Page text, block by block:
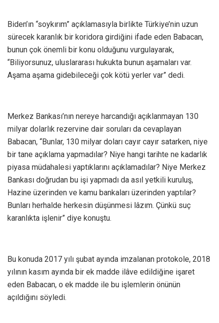
Biden’ın “soykırım” açıklamasıyla birlikte Türkiye’nin uzun
sürecek karanlık bir koridora girdiğini ifade eden Babacan,
bunun çok önemli bir konu olduğunu vurgulayarak,
“Biliyorsunuz, uluslararası hukukta bunun aşamaları var.
Aşama aşama gidebileceği çok kötü yerler var” dedi.
Merkez Bankası’nın nereye harcandığı açıklanmayan 130
milyar dolarlık rezervine dair soruları da cevaplayan
Babacan, “Bunlar, 130 milyar doları cayır cayır satarken, niye
bir tane açıklama yapmadılar? Niye hangi tarihte ne kadarlık
piyasa müdahalesi yaptıklarını açıklamadılar? Niye Merkez
Bankası doğrudan bu işi yapmadı da asıl yetkili kuruluş,
Hazine üzerinden ve kamu bankaları üzerinden yaptılar?
Bunları herhalde herkesin düşünmesi lâzım. Çünkü suç
karanlıkta işlenir” diye konuştu.
Bu konuda 2017 yılı şubat ayında imzalanan protokole, 2018
yılının kasım ayında bir ek madde ilâve edildiğine işaret
eden Babacan, o ek madde ile bu işlemlerin önünün
açıldığını söyledi.